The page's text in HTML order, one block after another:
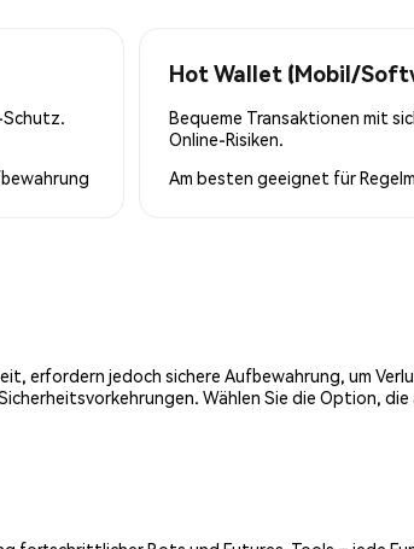
Hot Wallet (Mobil/
Bequeme Transaktionen mit
Online-Risiken.
Am besten geeignet für
erfordern jedoch sichere Aufbewahrung, um
Wählen Sie die Option, die